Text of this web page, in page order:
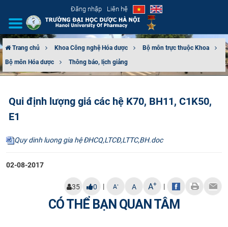
Đăng nhập Liên hệ
GIỚI THIỆU
TUYỂN SINH
ĐÀO TẠO
ĐẢM BẢO CHẤT LƯỢNG
KHOA HỌC CÔNG NGHỆ
Trang chủ Khoa Công nghệ Hóa dược
Bộ môn trực thuộc Khoa
Bộ môn Hóa dược
Thông báo, lịch giảng
Qui định lượng giá các hệ K70, BH11, C1K50,
E1
Quy dinh luong gia hệ ĐHCQ,LTCĐ,LTTC,BH.doc
02-08-2017
35 0 | A- A A+ |
CÓ THỂ BẠN QUAN TÂM